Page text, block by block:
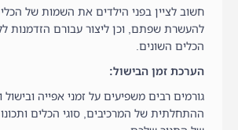
חשוב לציין בפני הילדים את השמות של
להעשרת שפתם, וכן ליצור עבורם הזדמנות
הכלים השונים.
הערכת זמן הבישול:
גורמים רבים משפיעים על זמני אפייה
ההתחלתית של המרכיבים, סוגי הכלים